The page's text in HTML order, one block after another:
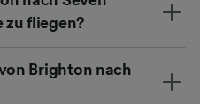
zu fliegen?
Brighton nach